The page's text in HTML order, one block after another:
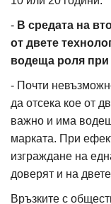
- В средата на
от двете
водеща роля при
- Почти
да отсека кое от
важно и има
марката. При
изграждане на
доверят и на
Връзките с